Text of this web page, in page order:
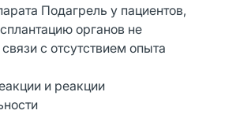
Подагрель у пациентов,
органов не
с отсутствием опыта
и реакции